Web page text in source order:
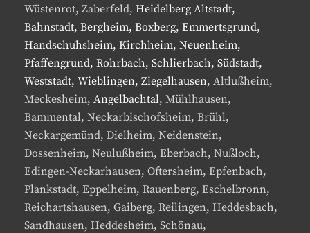
Wüstenrot, Zaberfeld, Heidelberg Altstadt,
Bahnstadt, Bergheim, Boxberg, Emmertsgrund,
Handschuhsheim, Kirchheim, Neuenheim,
Pfaffengrund, Rohrbach, Schlierbach, Südstadt,
Weststadt, Wieblingen, Ziegelhausen, Altlußheim,
Meckesheim, Angelbachtal, Mühlhausen,
Bammental, Neckarbischofsheim, Brühl,
Neckargemünd, Dielheim, Neidenstein,
Dossenheim, Neulußheim, Eberbach, Nußloch,
Edingen-Neckarhausen, Oftersheim, Epfenbach,
Plankstadt, Eppelheim, Rauenberg, Eschelbronn,
Reichartshausen, Gaiberg, Reilingen, Heddesbach,
Sandhausen, Heddesheim, Schönau,